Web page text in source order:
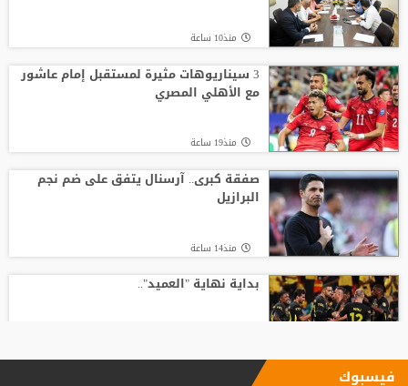
منذ10 ساعة
3 سيناريوهات مثيرة لمستقبل إمام عاشور
مع الأهلي المصري
منذ19 ساعة
صفقة كبرى.. آرسنال يتفق على ضم نجم
البرازيل
منذ14 ساعة
بداية نهاية "العميد"..
فيسبوك